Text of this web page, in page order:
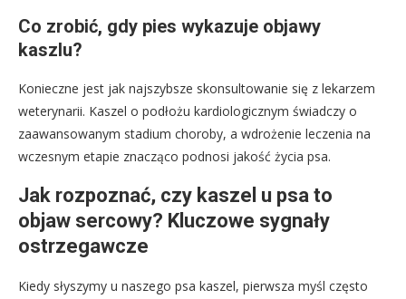
Co zrobić, gdy pies wykazuje objawy
kaszlu?
Konieczne jest jak najszybsze skonsultowanie się z lekarzem
weterynarii. Kaszel o podłożu kardiologicznym świadczy o
zaawansowanym stadium choroby, a wdrożenie leczenia na
wczesnym etapie znacząco podnosi jakość życia psa.
Jak rozpoznać, czy kaszel u psa to
objaw sercowy? Kluczowe sygnały
ostrzegawcze
Kiedy słyszymy u naszego psa kaszel, pierwsza myśl często